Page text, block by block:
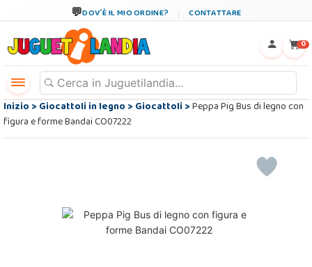
DOV´È IL MIO ORDINE? CONTATTARE
0
Inizio>Giocattoli in legno>Giocattoli>Peppa Pig Bus di legno con
figura e forme Bandai CO07222